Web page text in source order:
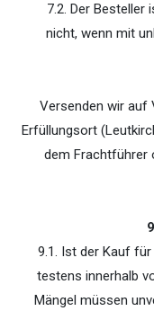
7.2. Der
nicht, wenn mit
Versenden wir auf
Erfüllungsort
dem Frachtführer
9.1. Ist der Kauf
testens innerhalb
Mängel müssen